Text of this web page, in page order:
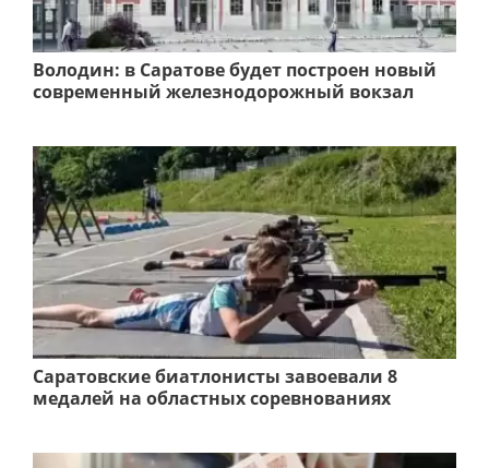
Володин: в Саратове будет построен новый
современный железнодорожный вокзал
Саратовские биатлонисты завоевали 8
медалей на областных соревнованиях